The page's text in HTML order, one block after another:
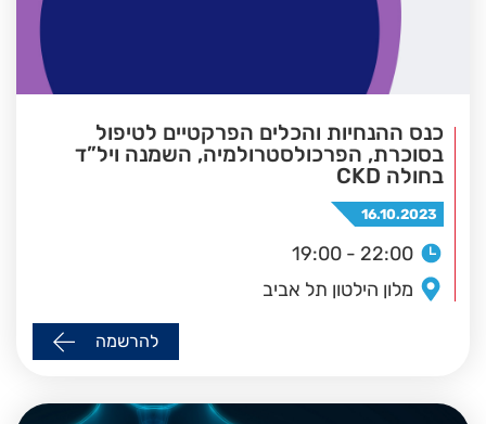
כנס ההנחיות והכלים הפרקטיים לטיפול
בסוכרת, הפרכולסטרולמיה, השמנה ויל”ד
בחולה CKD
16.10.2023
19:00 - 22:00
מלון הילטון תל אביב
להרשמה